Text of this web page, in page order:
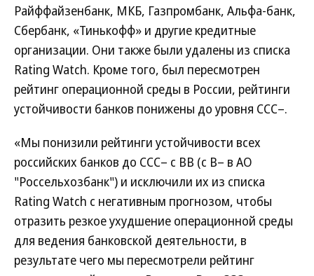
Райффайзенбанк, МКБ, Газпромбанк, Альфа-банк,
Сбербанк, «Тинькофф» и другие кредитные
организации. Они также были удалены из списка
Rating Watch. Кроме того, был пересмотрен
рейтинг операционной среды в России, рейтинги
устойчивости банков понижены до уровня ССС–.
«Мы понизили рейтинги устойчивости всех
российских банков до ССС– с BB (с B– в АО
"Россельхозбанк") и исключили их из списка
Rating Watch с негативным прогнозом, чтобы
отразить резкое ухудшение операционной среды
для ведения банковской деятельности, в
результате чего мы пересмотрели рейтинг